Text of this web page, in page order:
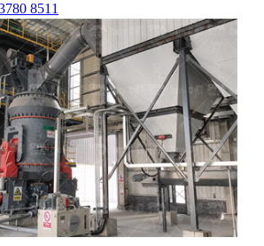
8511